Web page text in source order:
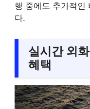
행 중에도 추가적인
다.
실시간 외
혜택